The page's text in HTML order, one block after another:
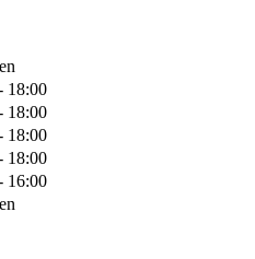
18:00
18:00
18:00
18:00
16:00